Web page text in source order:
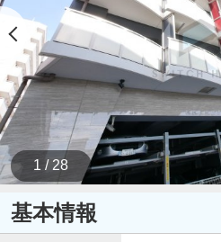
1 / 28
基本情報